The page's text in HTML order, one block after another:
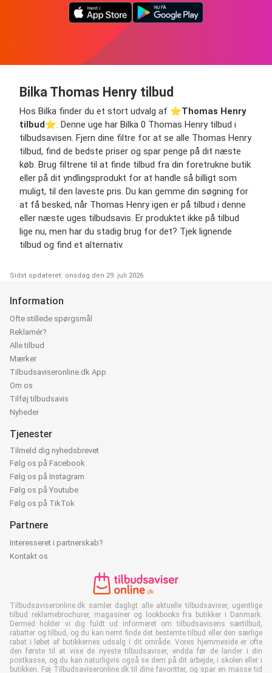
Bilka Thomas Henry tilbud
Hos Bilka finder du et stort udvalg af ⭐️Thomas Henry
tilbud⭐️. Denne uge har Bilka 0 Thomas Henry tilbud i
tilbudsavisen. Fjern dine filtre for at se alle Thomas Henry
tilbud, find de bedste priser og spar penge på dit næste
køb. Brug filtrene til at finde tilbud fra din foretrukne butik
eller på dit yndlingsprodukt for at handle så billigt som
muligt, til den laveste pris. Du kan gemme din søgning for
at få besked, når Thomas Henry igen er på tilbud i denne
eller næste uges tilbudsavis. Er produktet ikke på tilbud
lige nu, men har du stadig brug for det? Tjek lignende
tilbud og find et alternativ.
Sidst opdateret: onsdag den 29. juli 2026
Information
Ofte stillede spørgsmål
Reklamér?
Alle tilbud
Mærker
Tilbudsaviseronline.dk App
Om os
Tilføj tilbudsavis
Nyheder
Tjenester
Tilmeld dig nyhedsbrevet
Følg os på Facebook
Følg os på Instagram
Følg os på Youtube
Følg os på TikTok
Partnere
Interesseret i partnerskab?
Kontakt os
Tilbudsaviseronline.dk samler dagligt alle aktuelle tilbudsaviser, ugentlige
tilbud reklamebrochurer, magasiner og lookbooks fra butikker i Danmark.
Dermed holder vi dig fuldt ud informeret om tilbudsavisens særtilbud,
rabatter og tilbud, og du kan nemt finde det bestemte tilbud eller den særlige
rabat i løbet af butikkernes udsalg i dit område. Vores hjemmeside er ofte
den første til at vise de nyeste tilbudsaviser, endda før de lander i din
postkasse, og du kan naturligvis også se dem på dit arbejde, i skolen eller i
butikken. Føj Tilbudsaviseronline.dk til dine favoritter, og spar en masse tid